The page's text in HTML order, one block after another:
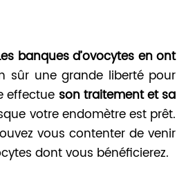
banques d’ovocytes en ont
sûr une grande liberté pour
effectue son traitement et sa
votre endomètre est prêt.
vous contenter de venir
dont vous bénéficierez.